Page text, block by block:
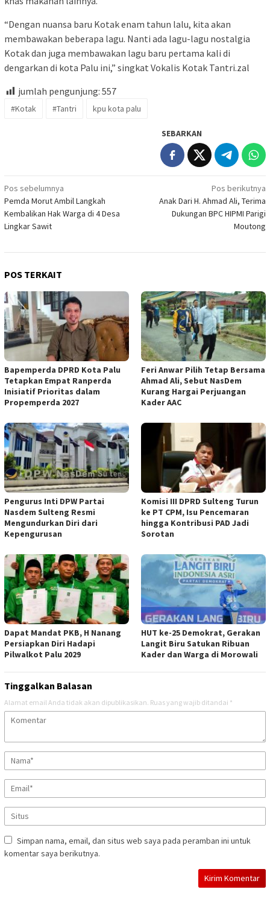
“Dengan nuansa baru Kotak enam tahun lalu, kita akan
membawakan beberapa lagu. Nanti ada lagu-lagu nostalgia
Kotak dan juga membawakan lagu baru pertama kali di
dengarkan di kota Palu ini,” singkat Vokalis Kotak Tantri.zal
jumlah pengunjung: 557
#Kotak #Tantri kpu kota palu
SEBARKAN
Navigasi
pos
Pos sebelumnya
Pemda Morut Ambil Langkah
Kembalikan Hak Warga di 4 Desa
Lingkar Sawit
Pos berikutnya
Anak Dari H. Ahmad Ali, Terima
Dukungan BPC HIPMI Parigi
Moutong
POS TERKAIT
Bapemperda DPRD Kota Palu
Tetapkan Empat Ranperda
Inisiatif Prioritas dalam
Propemperda 2027
Feri Anwar Pilih Tetap Bersama
Ahmad Ali, Sebut NasDem
Kurang Hargai Perjuangan
Kader AAC
Pengurus Inti DPW Partai
Nasdem Sulteng Resmi
Mengundurkan Diri dari
Kepengurusan
Komisi III DPRD Sulteng Turun
ke PT CPM, Isu Pencemaran
hingga Kontribusi PAD Jadi
Sorotan
Dapat Mandat PKB, H Nanang
Persiapkan Diri Hadapi
Pilwalkot Palu 2029
HUT ke-25 Demokrat, Gerakan
Langit Biru Satukan Ribuan
Kader dan Warga di Morowali
Tinggalkan Balasan
Alamat email Anda tidak akan dipublikasikan. Ruas yang wajib ditandai *
Simpan nama, email, dan situs web saya pada peramban ini untuk
komentar saya berikutnya.